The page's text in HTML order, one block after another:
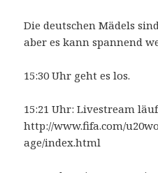
Die deutschen Mädels
aber es kann spannend
15:30 Uhr geht es los.
15:21 Uhr: Livestream
http://www.fifa.com/
age/index.html